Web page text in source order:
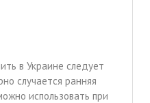
в Украине следует
случается ранняя
использовать при